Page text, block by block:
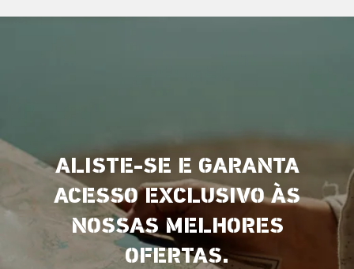
ALISTE-SE E GARANTA
ACESSO EXCLUSIVO ÀS
NOSSAS MELHORES
OFERTAS.